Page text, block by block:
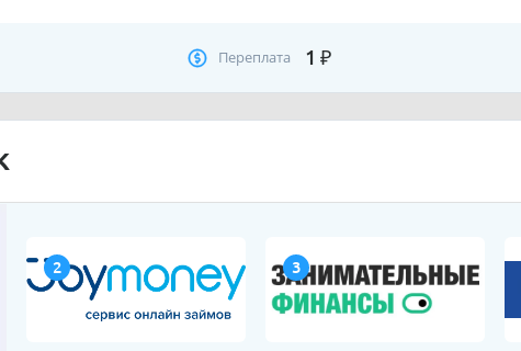
Переплата 1 ₽
2 3